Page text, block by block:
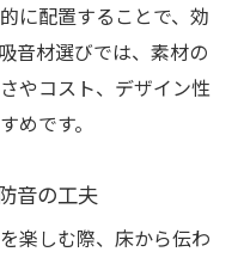
に配置することで、効
音材選びでは、素材の
やコスト、デザイン性
めです。
音の工夫
楽しむ際、床から伝わ